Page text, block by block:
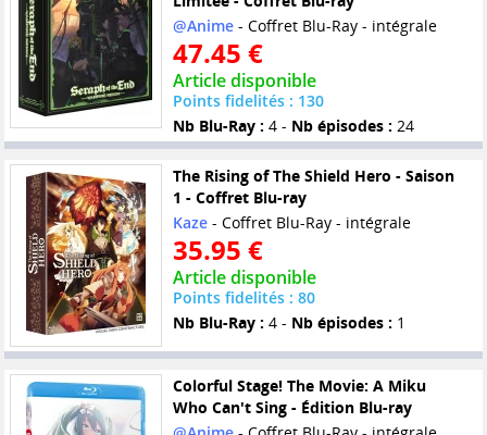
@Anime- Coffret Blu-Ray - intégrale
47.45 €
Article disponible
Points fidelités : 130
Nb Blu-Ray : 4 - Nb épisodes : 24
The Rising of The Shield Hero - Saison
1 - Coffret Blu-ray
Kaze- Coffret Blu-Ray - intégrale
35.95 €
Article disponible
Points fidelités : 80
Nb Blu-Ray : 4 - Nb épisodes : 1
Colorful Stage! The Movie: A Miku
Who Can't Sing - Édition Blu-ray